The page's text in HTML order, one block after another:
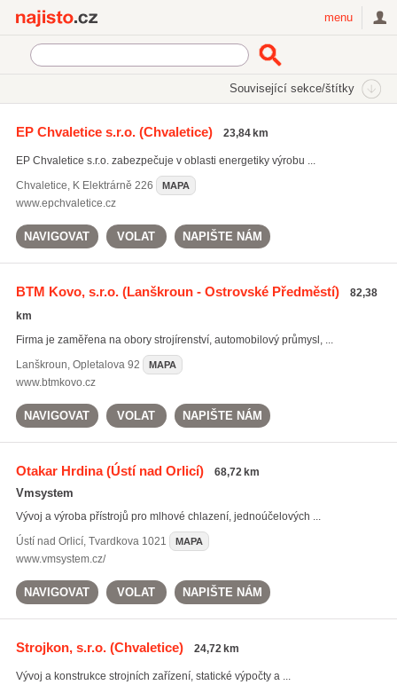
menu
Související sekce/štítky
Strojní části a příslušenství
EP Chvaletice s.r.o.(Chvaletice) 23,84 km
EP Chvaletice s.r.o. zabezpečuje v oblasti energetiky výrobu ...
Chvaletice, K Elektrárně 226 MAPA
www.epchvaletice.cz
NAVIGOVAT VOLAT NAPIŠTE NÁM
BTM Kovo, s.r.o.(Lanškroun - Ostrovské Předměstí)
82,38
km
Firma je zaměřena na obory strojírenství, automobilový průmysl, ...
Lanškroun, Opletalova 92 MAPA
www.btmkovo.cz
NAVIGOVAT VOLAT NAPIŠTE NÁM
Otakar Hrdina(Ústí nad Orlicí) 68,72 km
Vmsystem
Vývoj a výroba přístrojů pro mlhové chlazení, jednoúčelových ...
Ústí nad Orlicí, Tvardkova 1021 MAPA
www.vmsystem.cz/
NAVIGOVAT VOLAT NAPIŠTE NÁM
Strojkon, s.r.o.(Chvaletice) 24,72 km
Vývoj a konstrukce strojních zařízení, statické výpočty a ...